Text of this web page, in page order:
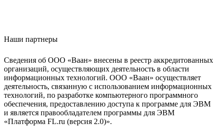
Наши партнеры
Сведения об ООО «Ваан» внесены в реестр аккредитованных
организаций, осуществляющих деятельность в области
информационных технологий. ООО «Ваан» осуществляет
деятельность, связанную с использованием информационных
технологий, по разработке компьютерного программного
обеспечения, предоставлению доступа к программе для ЭВМ
и является правообладателем программы для ЭВМ
«Платформа FL.ru (версия 2.0)».